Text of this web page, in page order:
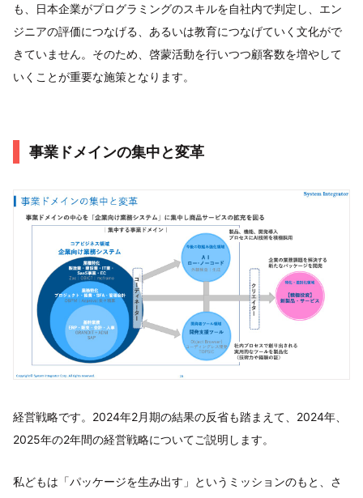
も、日本企業がプログラミングのスキルを自社内で判定し、エン
ジニアの評価につなげる、あるいは教育につなげていく文化がで
きていません。そのため、啓蒙活動を行いつつ顧客数を増やして
いくことが重要な施策となります。
事業ドメインの集中と変革
経営戦略です。2024年2月期の結果の反省も踏まえて、2024年、
2025年の2年間の経営戦略についてご説明します。
私どもは「パッケージを生み出す」というミッションのもと、さ